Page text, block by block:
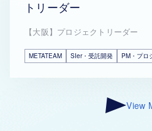
トリーダー
【大阪】プロジェクトリーダー
METATEAM SIer・受託開発 PM・プロ
View